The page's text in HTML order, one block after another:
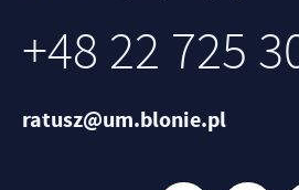
+48 22 725
ratusz@um.blonie.pl